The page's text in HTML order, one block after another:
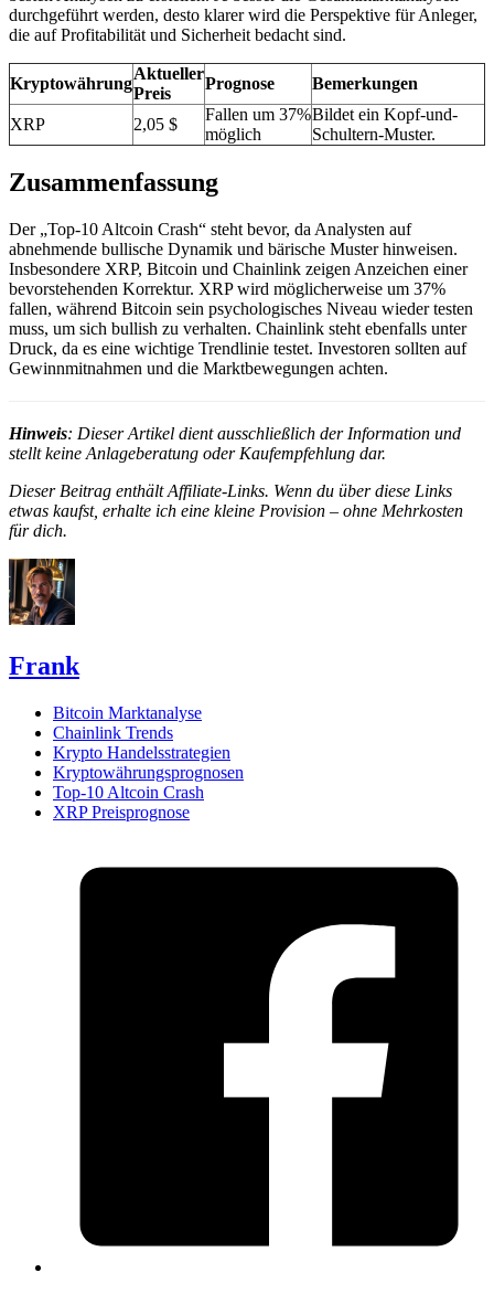
durchgeführt werden, desto klarer wird die Perspektive für Anleger,
die auf Profitabilität und Sicherheit bedacht sind.
Kryptowährung
Aktueller
Preis
Prognose Bemerkungen
XRP 2,05 $
Fallen um 37%
möglich
Bildet ein Kopf-und-
Schultern-Muster.
Zusammenfassung
Der „Top-10 Altcoin Crash“ steht bevor, da Analysten auf
abnehmende bullische Dynamik und bärische Muster hinweisen.
Insbesondere XRP, Bitcoin und Chainlink zeigen Anzeichen einer
bevorstehenden Korrektur. XRP wird möglicherweise um 37%
fallen, während Bitcoin sein psychologisches Niveau wieder testen
muss, um sich bullish zu verhalten. Chainlink steht ebenfalls unter
Druck, da es eine wichtige Trendlinie testet. Investoren sollten auf
Gewinnmitnahmen und die Marktbewegungen achten.
Hinweis: Dieser Artikel dient ausschließlich der Information und
stellt keine Anlageberatung oder Kaufempfehlung dar.
Dieser Beitrag enthält Affiliate-Links. Wenn du über diese Links
etwas kaufst, erhalte ich eine kleine Provision – ohne Mehrkosten
für dich.
Frank
Bitcoin Marktanalyse
Chainlink Trends
Krypto Handelsstrategien
Kryptowährungsprognosen
Top-10 Altcoin Crash
XRP Preisprognose